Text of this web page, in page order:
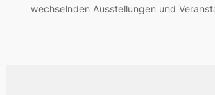
wechselnden Ausstellungen und